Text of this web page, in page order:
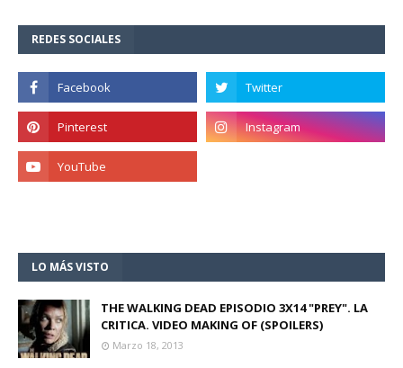
REDES SOCIALES
LO MÁS VISTO
THE WALKING DEAD EPISODIO 3X14 "PREY". LA
CRITICA. VIDEO MAKING OF (SPOILERS)
Marzo 18, 2013